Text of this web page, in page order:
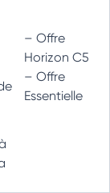
– Offre
Horizon C5
– Offre
Essentielle